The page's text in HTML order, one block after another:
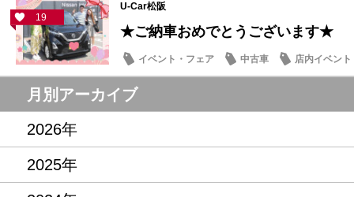
19
U-Car松阪
★ご納車おめでとうございます★
イベント・フェア 中古車 店内イベント
月別アーカイブ
2026年
2025年